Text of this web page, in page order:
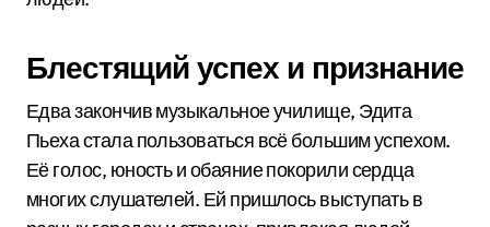
Блестящий успех и признание
Едва закончив музыкальное училище, Эдита
Пьеха стала пользоваться всё большим успехом.
Её голос, юность и обаяние покорили сердца
многих слушателей. Ей пришлось выступать в